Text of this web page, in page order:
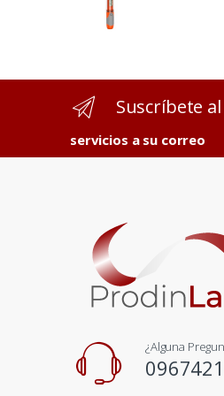
Suscríbete
servicios a su correo
¿Alguna